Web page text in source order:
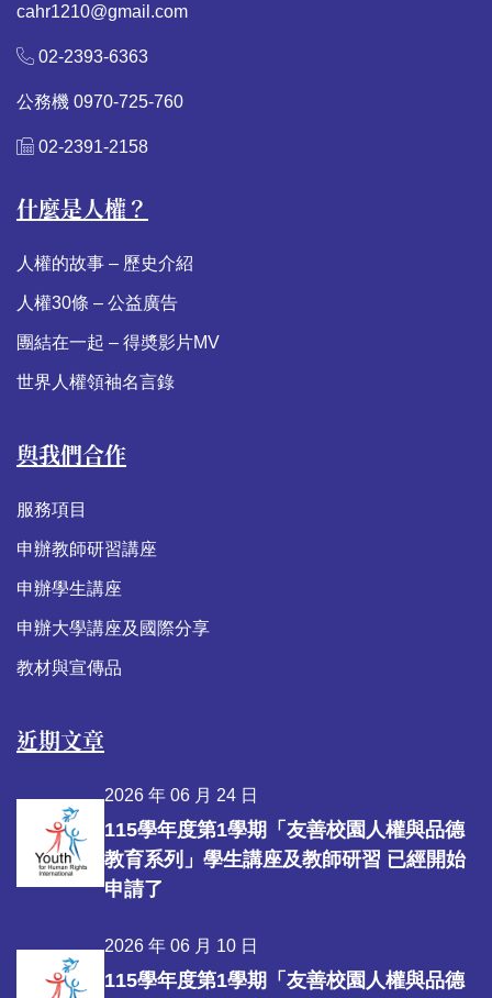
cahr1210@gmail.com
02-2393-6363
公務機 0970-725-760
02-2391-2158
什麼是人權？
人權的故事 – 歷史介紹
人權30條 – 公益廣告
團結在一起 – 得奬影片MV
世界人權領袖名言錄
與我們合作
服務項目
申辦教師研習講座
申辦學生講座
申辦大學講座及國際分享
教材與宣傳品
近期文章
2026 年 06 月 24 日
115學年度第1學期「友善校園人權與品德
教育系列」學生講座及教師研習 已經開始
申請了
2026 年 06 月 10 日
115學年度第1學期「友善校園人權與品德